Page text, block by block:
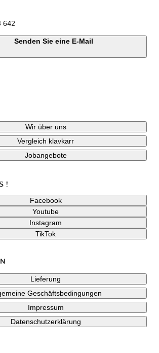
642
Senden Sie eine E-Mail
Wir über uns
Vergleich klavkarr
Jobangebote
!
Facebook
Youtube
Instagram
TikTok
Lieferung
Geschäftsbedingungen
Impressum
Datenschutzerklärung